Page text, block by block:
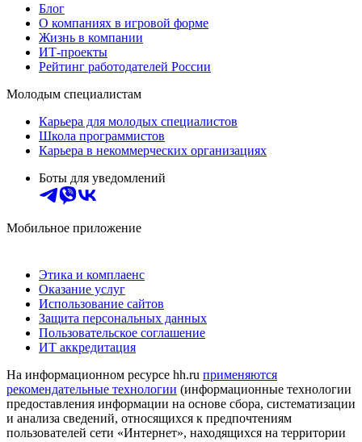
Блог
О компаниях в игровой форме
Жизнь в компании
ИТ-проекты
Рейтинг работодателей России
Молодым специалистам
Карьера для молодых специалистов
Школа программистов
Карьера в некоммерческих организациях
Боты для уведомлений
Мобильное приложение
Этика и комплаенс
Оказание услуг
Использование сайтов
Защита персональных данных
Пользовательское соглашение
ИТ аккредитация
На информационном ресурсе hh.ru применяются
рекомендательные технологии (информационные технологии
предоставления информации на основе сбора, систематизации
и анализа сведений, относящихся к предпочтениям
пользователей сети «Интернет», находящихся на территории